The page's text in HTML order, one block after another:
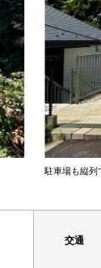
駐車場も縦列
交通